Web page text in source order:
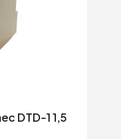
DTD-1 1,5